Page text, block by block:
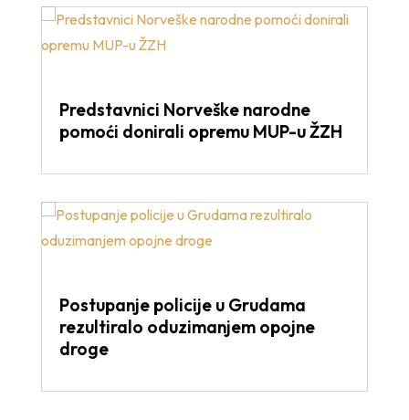
Predstavnici Norveške narodne
pomoći donirali opremu MUP-u ŽZH
Postupanje policije u Grudama
rezultiralo oduzimanjem opojne
droge